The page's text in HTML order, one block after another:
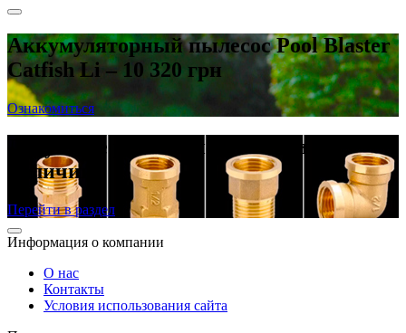
Аккумуляторный пылесос Pool Blaster
Catfish Li – 10 320 грн
Ознакомиться
Латунные резьбовые фитинги в
наличии
Перейти в раздел
Информация о компании
О нас
Контакты
Условия использования сайта